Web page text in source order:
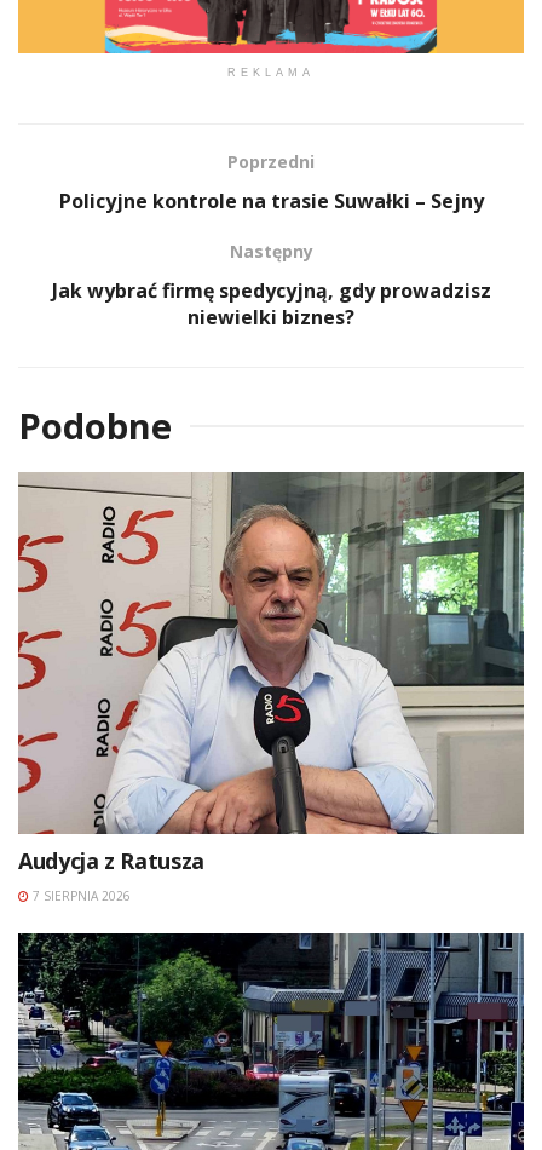
REKLAMA
Poprzedni
Policyjne kontrole na trasie Suwałki – Sejny
Następny
Jak wybrać firmę spedycyjną, gdy prowadzisz
niewielki biznes?
Podobne
Audycja z Ratusza
7 SIERPNIA 2026